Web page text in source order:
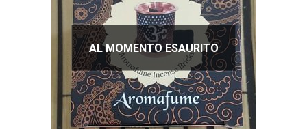
AL MOMENTO ESAURITO